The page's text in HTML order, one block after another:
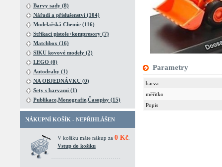
Barvy sady (8)
Nářadí a příslušenství (104)
Modelařská Chemie (116)
Stříkací pistole+kompresory (7)
Matchbox (16)
SIKU kovové modely (2)
LEGO (0)
Autodrahy (1)
NA OBJEDNÁVKU (0)
Sety s barvami (1)
Publikace,Monografie,Časopisy (15)
NÁKUPNÍ KOŠÍK - NEPŘIHLÁŠEN
V košíku máte nákup za 0 Kč
Vstup do košíku
Parametry
barva
měřitko
Popis